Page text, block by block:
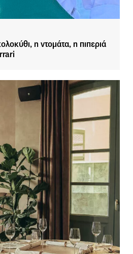
η ντομάτα, η πιπεριά